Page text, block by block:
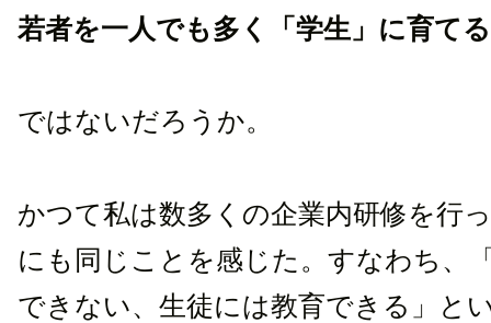
若者を一人でも多く「学生」に育て
ではないだろうか。
かつて私は数多くの企業内研修を行
にも同じことを感じた。すなわち、
できない、生徒には教育できる」と